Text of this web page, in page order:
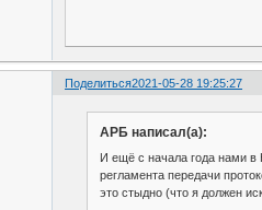
Поделиться2021-05-28 19:25:27
АРБ написал(а):
И ещё с начала года нами
регламента передачи
это стыдно (что я должен